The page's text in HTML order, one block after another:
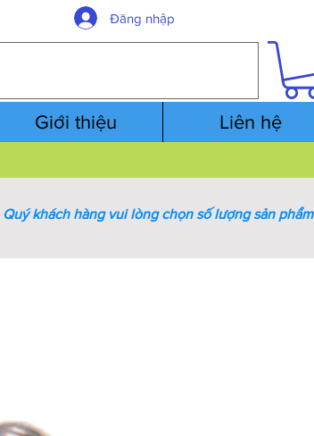
Đăng nhập
Giới thiệu Liên hệ
Quý khách hàng vui lòng chọn số lượng sản phẩm